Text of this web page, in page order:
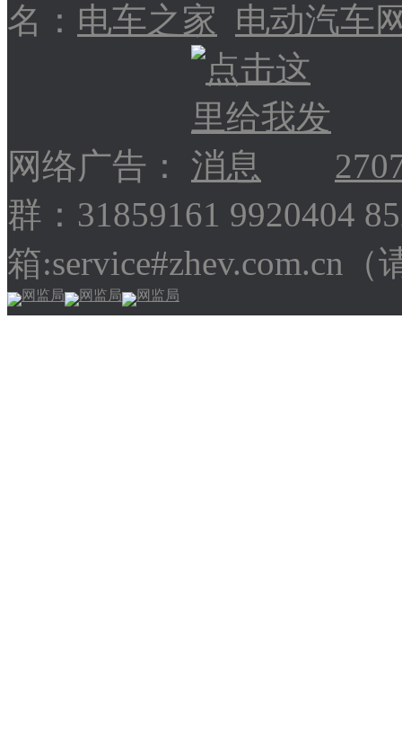
名： 电车之家 电动汽车
网络广告：
群：31859161 9920404
箱:service#zhev.com.cn